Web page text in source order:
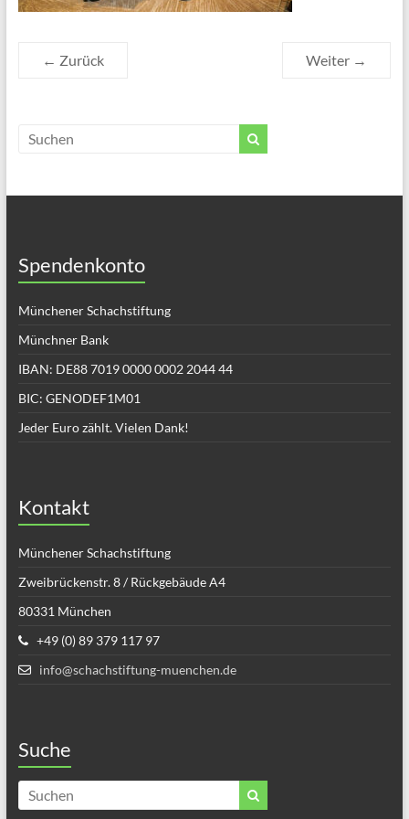
← Zurück Weiter →
Spendenkonto
Münchener Schachstiftung
Münchner Bank
IBAN: DE88 7019 0000 0002 2044 44
BIC: GENODEF1M01
Jeder Euro zählt. Vielen Dank!
Kontakt
Münchener Schachstiftung
Zweibrückenstr. 8 / Rückgebäude A4
80331 München
+49 (0) 89 379 117 97
info@schachstiftung-muenchen.de
Suche